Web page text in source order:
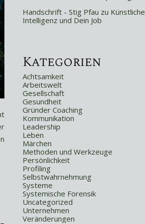
Handschrift - Stig Pfau zu Künstliche
Intelligenz und Dein Job
Kategorien
Achtsamkeit
Arbeitswelt
Gesellschaft
Gesundheit
Gründer Coaching
Kommunikation
Leadership
Leben
Märchen
Methoden und Werkzeuge
Persönlichkeit
Profiling
Selbstwahrnehmung
Systeme
Systemische Forensik
Uncategorized
Unternehmen
Veränderungen